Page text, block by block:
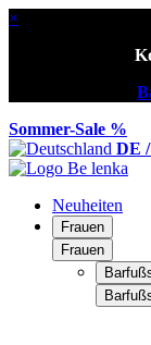
×
Sommer-Sale %
DE
Neuheiten
Frauen
Frauen